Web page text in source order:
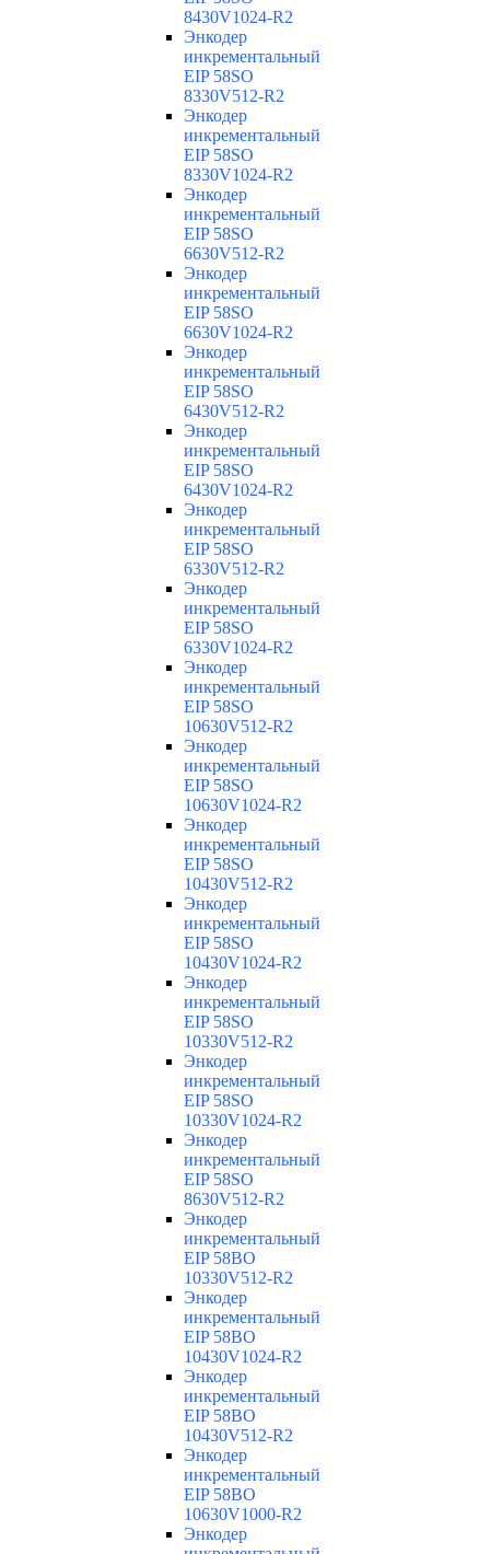
8430V1024-R2
Энкодер
инкрементальный
EIP 58SO
8330V512-R2
Энкодер
инкрементальный
EIP 58SO
8330V1024-R2
Энкодер
инкрементальный
EIP 58SO
6630V512-R2
Энкодер
инкрементальный
EIP 58SO
6630V1024-R2
Энкодер
инкрементальный
EIP 58SO
6430V512-R2
Энкодер
инкрементальный
EIP 58SO
6430V1024-R2
Энкодер
инкрементальный
EIP 58SO
6330V512-R2
Энкодер
инкрементальный
EIP 58SO
6330V1024-R2
Энкодер
инкрементальный
EIP 58SO
10630V512-R2
Энкодер
инкрементальный
EIP 58SO
10630V1024-R2
Энкодер
инкрементальный
EIP 58SO
10430V512-R2
Энкодер
инкрементальный
EIP 58SO
10430V1024-R2
Энкодер
инкрементальный
EIP 58SO
10330V512-R2
Энкодер
инкрементальный
EIP 58SO
10330V1024-R2
Энкодер
инкрементальный
EIP 58SO
8630V512-R2
Энкодер
инкрементальный
EIP 58BO
10330V512-R2
Энкодер
инкрементальный
EIP 58BO
10430V1024-R2
Энкодер
инкрементальный
EIP 58BO
10430V512-R2
Энкодер
инкрементальный
EIP 58BO
10630V1000-R2
Энкодер